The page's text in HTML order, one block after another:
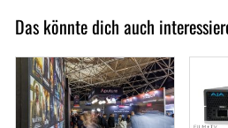
Das könnte dich auch